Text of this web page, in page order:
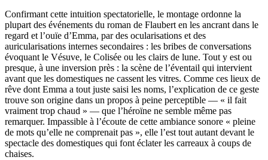
Confirmant cette intuition spectatorielle, le montage ordonne la
plupart des événements du roman de Flaubert en les ancrant dans le
regard et l’ouïe d’Emma, par des ocularisations et des
auricularisations internes secondaires : les bribes de conversations
évoquant le Vésuve, le Colisée ou les clairs de lune. Tout y est ou
presque, à une inversion près : la scène de l’éventail qui intervient
avant que les domestiques ne cassent les vitres. Comme ces lieux de
rêve dont Emma a tout juste saisi les noms, l’explication de ce geste
trouve son origine dans un propos à peine perceptible — « il fait
vraiment trop chaud » — que l’héroïne ne semble même pas
remarquer. Impassible à l’écoute de cette ambiance sonore « pleine
de mots qu’elle ne comprenait pas », elle l’est tout autant devant le
spectacle des domestiques qui font éclater les carreaux à coups de
chaises.